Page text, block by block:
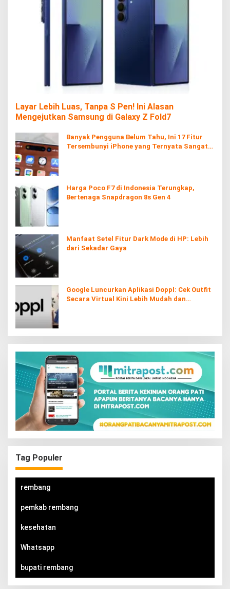
Layar Lebih Luas, Tanpa S Pen! Ini Alasan
Mengejutkan Samsung di Galaxy Z Fold7
Banyak Pengguna Belum Tahu, Ini 17 Fitur
Tersembunyi iPhone yang Ternyata Sangat
Harga Poco F7 di Indonesia Terungkap,
Bertenaga Snapdragon 8s Gen 4
Manfaat Setel Fitur Dark Mode di HP: Lebih
dari Sekadar Gaya
Google Luncurkan Aplikasi Doppl: Cek Outfit
Secara Virtual Kini Lebih Mudah dan
Tag Populer
rembang
pemkab rembang
kesehatan
Whatsapp
bupati rembang